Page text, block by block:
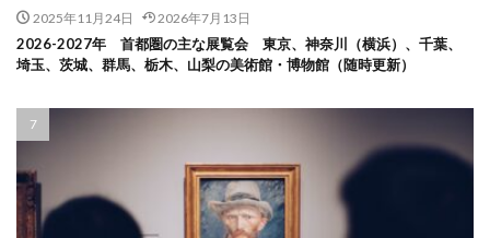
2025年11月24日 2026年7月13日
2026-2027年 首都圏の主な展覧会 東京、神奈川（横浜）、千葉、
埼玉、茨城、群馬、栃木、山梨の美術館・博物館（随時更新）